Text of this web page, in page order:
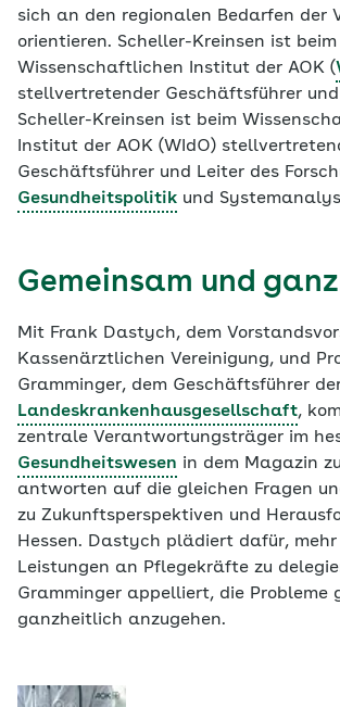
sich an den regionalen Bedarfen der
orientieren. Scheller-Kreinsen ist beim
Wissenschaftlichen Institut der AOK (
stellvertretender Geschäftsführer
Scheller-Kreinsen ist beim
Institut der AOK (WIdO)
Geschäftsführer und Leiter des
Gesundheitspolitik und
Gemeinsam und
Mit Frank Dastych, dem
Kassenärztlichen Vereinigung, und
Gramminger, dem Geschäftsführer
Landeskrankenhausgesellschaft,
zentrale Verantwortungsträger im
Gesundheitswesen in dem Magazin
antworten auf die gleichen Fragen
zu Zukunftsperspektiven und
Hessen. Dastych plädiert dafür,
Leistungen an Pflegekräfte zu
Gramminger appelliert, die Probleme
ganzheitlich anzugehen.